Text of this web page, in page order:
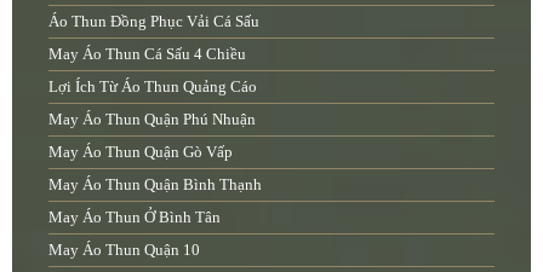
Áo Thun Đồng Phục Vải Cá Sấu
May Áo Thun Cá Sấu 4 Chiều
Lợi Ích Từ Áo Thun Quảng Cáo
May Áo Thun Quận Phú Nhuận
May Áo Thun Quận Gò Vấp
May Áo Thun Quận Bình Thạnh
May Áo Thun Ở Bình Tân
May Áo Thun Quận 10